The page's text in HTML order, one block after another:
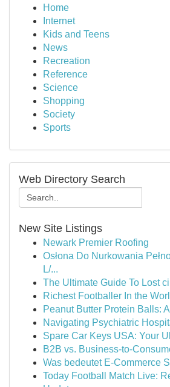
Home
Internet
Kids and Teens
News
Recreation
Reference
Science
Shopping
Society
Sports
Web Directory Search
New Site Listings
Newark Premier Roofing
Osłona Do Nurkowania
L/...
The Ultimate Guide To Lost
Richest Footballer In the
Peanut Butter Protein Balls:
Navigating Psychiatric
Spare Car Keys USA: Your
B2B vs. Business-to-
Was bedeutet E-Commerce
Today Football Match Live: